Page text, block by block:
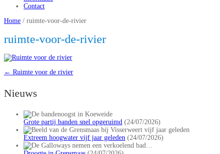
Contact
Home / ruimte-voor-de-rivier
ruimte-voor-de-rivier
← Ruimte voor de rivier
Nieuws
Grote partij banden snel opgeruimd (24/07/2026)
Extreem hoogwater vijf jaar geleden (24/07/2026)